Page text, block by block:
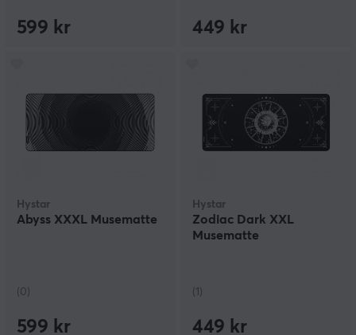
599 kr 449 kr
Hystar
Abyss XXXL Musematte
(0)
599 kr
Hystar
Zodiac Dark XXL
Musematte
(1)
449 kr